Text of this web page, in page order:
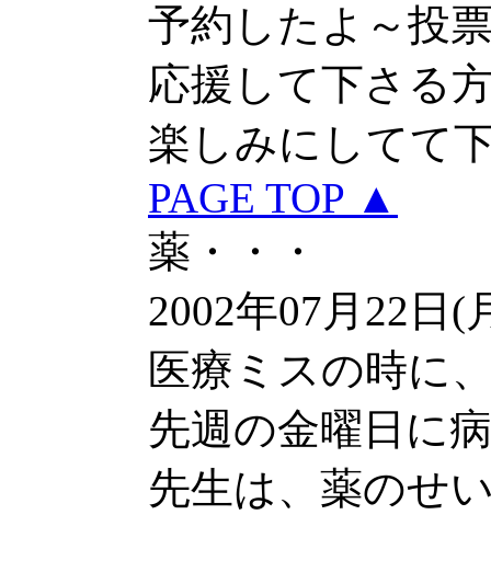
予約したよ～投
応援して下さる
楽しみにしてて
PAGE TOP ▲
薬・・・
2002年07月22日(
医療ミスの時に
先週の金曜日に
先生は、薬のせ